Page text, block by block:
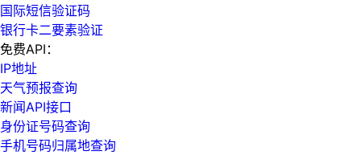
国际短信验证码
银行卡二要素验证
免费API：
IP地址
天气预报查询
新闻API接口
身份证号码查询
手机号码归属地查询